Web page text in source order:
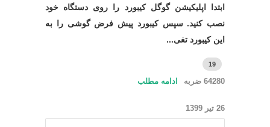
ابتدا اپلیکیشن گوگل کیبورد را روی دستگاه خود
نصب کنید. سپس کیبورد پیش فرض گوشی را به
این کیبورد تغی...
19
64280 ضربه ادامه مطلب
26 تیر 1399